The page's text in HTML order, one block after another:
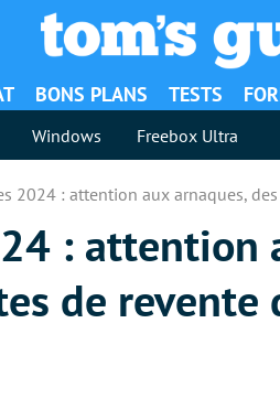
BONS PLANS TESTS
Windows Freebox Ultra
2024 : attention aux arnaques,
: attention
de